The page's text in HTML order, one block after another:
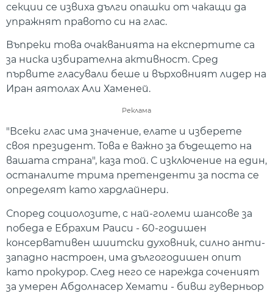
секции се извиха дълги опашки от чакащи да
упражнят правото си на глас.
Въпреки това очакванията на експертите са
за ниска избирателна активност. Сред
първите гласували беше и върховният лидер на
Иран аятолах Али Хаменей.
Реклама
"Всеки глас има значение, елате и изберете
своя президент. Това е важно за бъдещето на
вашата страна", каза той. С изключение на един,
останалите трима претенденти за поста се
определят като хардлайнери.
Според социолозите, с най-големи шансове за
победа е Ебрахим Раиси - 60-годишен
консервативен шиитски духовник, силно анти-
западно настроен, има дългогодишен опит
като прокурор. След него се нарежда соченият
за умерен Абдолнасер Хемати - бивш гуверньор